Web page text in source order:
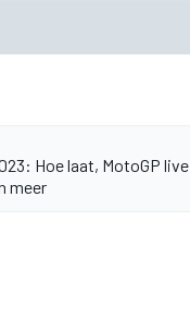
Hoe laat, MotoGP live
meer